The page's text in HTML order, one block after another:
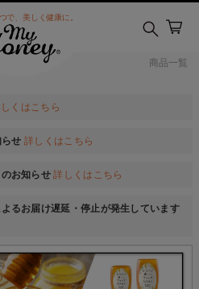
商品一覧
で、美しく健康に。
くはこちら
せ 詳しくはこちら
お知らせ 詳しくはこちら
るお届け遅延・停止が発生しています